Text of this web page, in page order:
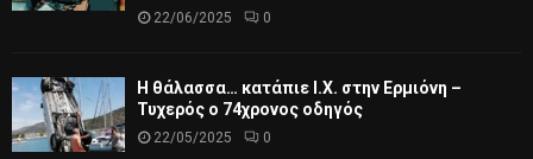
22/06/2025 0
Η θάλασσα… κατάπιε Ι.Χ. στην Ερμιόνη –
Τυχερός ο 74χρονος οδηγός
22/05/2025 0